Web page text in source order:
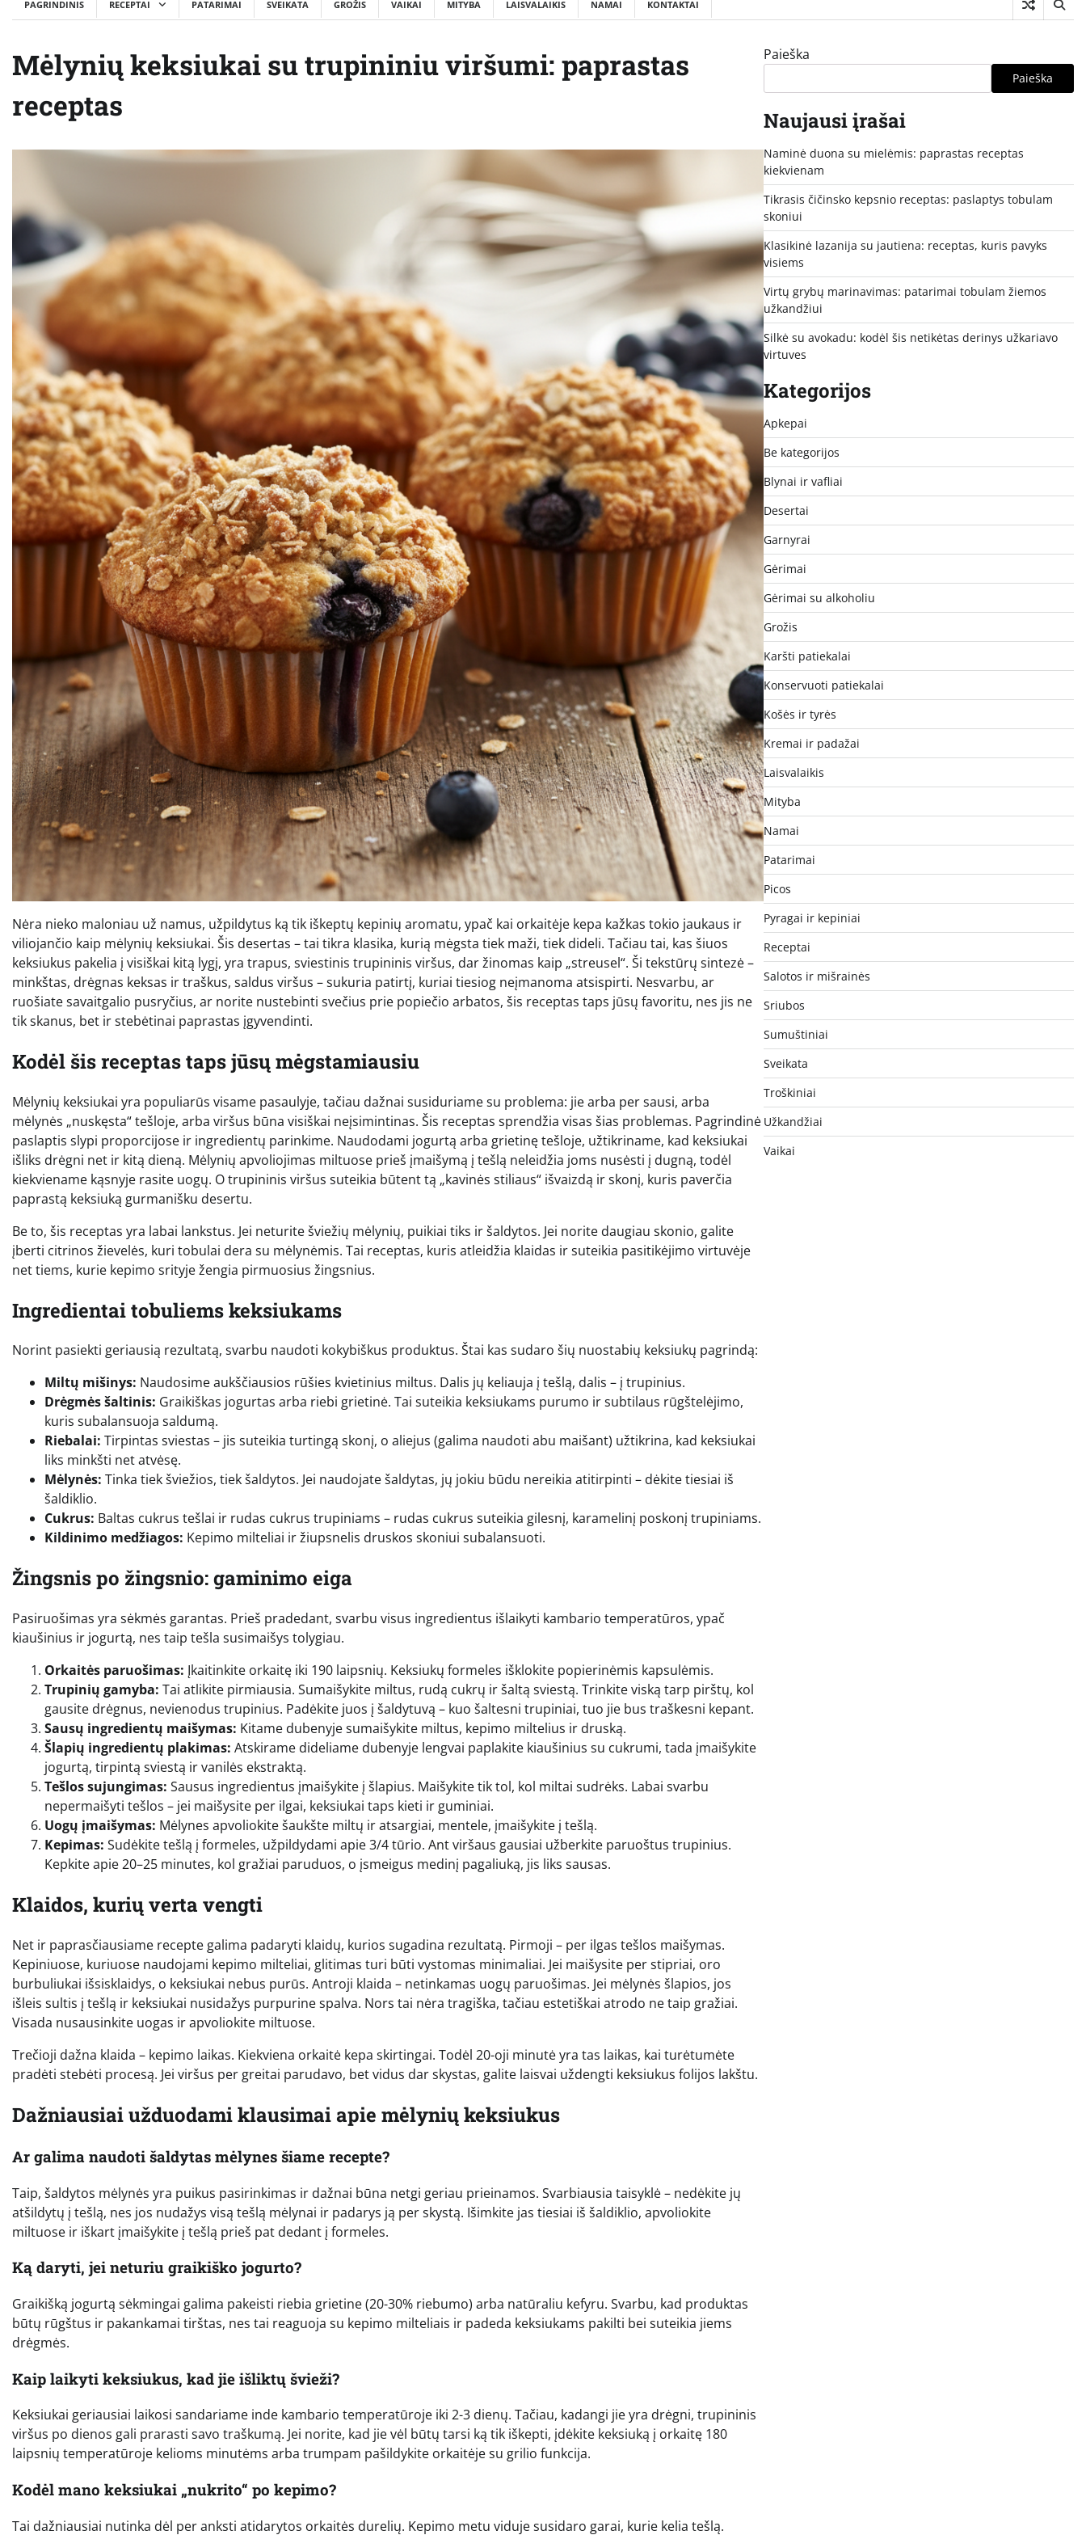
PAGRINDINIS RECEPTAI PATARIMAI SVEIKATA GROŽIS VAIKAI MITYBA LAISVALAIKIS NAMAI KONTAKTAI
Mėlynių keksiukai su trupininiu viršumi: paprastas
receptas
Nėra nieko maloniau už namus, užpildytus ką tik iškeptų kepinių aromatu, ypač kai orkaitėje kepa kažkas tokio jaukaus ir
viliojančio kaip mėlynių keksiukai. Šis desertas – tai tikra klasika, kurią mėgsta tiek maži, tiek dideli. Tačiau tai, kas šiuos
keksiukus pakelia į visiškai kitą lygį, yra trapus, sviestinis trupininis viršus, dar žinomas kaip „streusel“. Ši tekstūrų sintezė –
minkštas, drėgnas keksas ir traškus, saldus viršus – sukuria patirtį, kuriai tiesiog neįmanoma atsispirti. Nesvarbu, ar
ruošiate savaitgalio pusryčius, ar norite nustebinti svečius prie popiečio arbatos, šis receptas taps jūsų favoritu, nes jis ne
tik skanus, bet ir stebėtinai paprastas įgyvendinti.
Kodėl šis receptas taps jūsų mėgstamiausiu
Mėlynių keksiukai yra populiarūs visame pasaulyje, tačiau dažnai susiduriame su problema: jie arba per sausi, arba
mėlynės „nuskęsta“ tešloje, arba viršus būna visiškai neįsimintinas. Šis receptas sprendžia visas šias problemas. Pagrindinė
paslaptis slypi proporcijose ir ingredientų parinkime. Naudodami jogurtą arba grietinę tešloje, užtikriname, kad keksiukai
išliks drėgni net ir kitą dieną. Mėlynių apvoliojimas miltuose prieš įmaišymą į tešlą neleidžia joms nusėsti į dugną, todėl
kiekviename kąsnyje rasite uogų. O trupininis viršus suteikia būtent tą „kavinės stiliaus“ išvaizdą ir skonį, kuris paverčia
paprastą keksiuką gurmanišku desertu.
Be to, šis receptas yra labai lankstus. Jei neturite šviežių mėlynių, puikiai tiks ir šaldytos. Jei norite daugiau skonio, galite
įberti citrinos žievelės, kuri tobulai dera su mėlynėmis. Tai receptas, kuris atleidžia klaidas ir suteikia pasitikėjimo virtuvėje
net tiems, kurie kepimo srityje žengia pirmuosius žingsnius.
Ingredientai tobuliems keksiukams
Norint pasiekti geriausią rezultatą, svarbu naudoti kokybiškus produktus. Štai kas sudaro šių nuostabių keksiukų pagrindą:
Miltų mišinys: Naudosime aukščiausios rūšies kvietinius miltus. Dalis jų keliauja į tešlą, dalis – į trupinius.
Drėgmės šaltinis: Graikiškas jogurtas arba riebi grietinė. Tai suteikia keksiukams purumo ir subtilaus rūgštelėjimo,
kuris subalansuoja saldumą.
Riebalai: Tirpintas sviestas – jis suteikia turtingą skonį, o aliejus (galima naudoti abu maišant) užtikrina, kad keksiukai
liks minkšti net atvėsę.
Mėlynės: Tinka tiek šviežios, tiek šaldytos. Jei naudojate šaldytas, jų jokiu būdu nereikia atitirpinti – dėkite tiesiai iš
šaldiklio.
Cukrus: Baltas cukrus tešlai ir rudas cukrus trupiniams – rudas cukrus suteikia gilesnį, karamelinį poskonį trupiniams.
Kildinimo medžiagos: Kepimo milteliai ir žiupsnelis druskos skoniui subalansuoti.
Žingsnis po žingsnio: gaminimo eiga
Pasiruošimas yra sėkmės garantas. Prieš pradedant, svarbu visus ingredientus išlaikyti kambario temperatūros, ypač
kiaušinius ir jogurtą, nes taip tešla susimaišys tolygiau.
Orkaitės paruošimas: Įkaitinkite orkaitę iki 190 laipsnių. Keksiukų formeles išklokite popierinėmis kapsulėmis.
Trupinių gamyba: Tai atlikite pirmiausia. Sumaišykite miltus, rudą cukrų ir šaltą sviestą. Trinkite viską tarp pirštų, kol
gausite drėgnus, nevienodus trupinius. Padėkite juos į šaldytuvą – kuo šaltesni trupiniai, tuo jie bus traškesni kepant.
Sausų ingredientų maišymas: Kitame dubenyje sumaišykite miltus, kepimo miltelius ir druską.
Šlapių ingredientų plakimas: Atskirame dideliame dubenyje lengvai paplakite kiaušinius su cukrumi, tada įmaišykite
jogurtą, tirpintą sviestą ir vanilės ekstraktą.
Tešlos sujungimas: Sausus ingredientus įmaišykite į šlapius. Maišykite tik tol, kol miltai sudrėks. Labai svarbu
nepermaišyti tešlos – jei maišysite per ilgai, keksiukai taps kieti ir guminiai.
Uogų įmaišymas: Mėlynes apvoliokite šaukšte miltų ir atsargiai, mentele, įmaišykite į tešlą.
Kepimas: Sudėkite tešlą į formeles, užpildydami apie 3/4 tūrio. Ant viršaus gausiai užberkite paruoštus trupinius.
Kepkite apie 20–25 minutes, kol gražiai paruduos, o įsmeigus medinį pagaliuką, jis liks sausas.
Klaidos, kurių verta vengti
Net ir paprasčiausiame recepte galima padaryti klaidų, kurios sugadina rezultatą. Pirmoji – per ilgas tešlos maišymas.
Kepiniuose, kuriuose naudojami kepimo milteliai, glitimas turi būti vystomas minimaliai. Jei maišysite per stipriai, oro
burbuliukai išsisklaidys, o keksiukai nebus purūs. Antroji klaida – netinkamas uogų paruošimas. Jei mėlynės šlapios, jos
išleis sultis į tešlą ir keksiukai nusidažys purpurine spalva. Nors tai nėra tragiška, tačiau estetiškai atrodo ne taip gražiai.
Visada nusausinkite uogas ir apvoliokite miltuose.
Trečioji dažna klaida – kepimo laikas. Kiekviena orkaitė kepa skirtingai. Todėl 20-oji minutė yra tas laikas, kai turėtumėte
pradėti stebėti procesą. Jei viršus per greitai parudavo, bet vidus dar skystas, galite laisvai uždengti keksiukus folijos lakštu.
Dažniausiai užduodami klausimai apie mėlynių keksiukus
Ar galima naudoti šaldytas mėlynes šiame recepte?
Taip, šaldytos mėlynės yra puikus pasirinkimas ir dažnai būna netgi geriau prieinamos. Svarbiausia taisyklė – nedėkite jų
atšildytų į tešlą, nes jos nudažys visą tešlą mėlynai ir padarys ją per skystą. Išimkite jas tiesiai iš šaldiklio, apvoliokite
miltuose ir iškart įmaišykite į tešlą prieš pat dedant į formeles.
Ką daryti, jei neturiu graikiško jogurto?
Graikišką jogurtą sėkmingai galima pakeisti riebia grietine (20-30% riebumo) arba natūraliu kefyru. Svarbu, kad produktas
būtų rūgštus ir pakankamai tirštas, nes tai reaguoja su kepimo milteliais ir padeda keksiukams pakilti bei suteikia jiems
drėgmės.
Kaip laikyti keksiukus, kad jie išliktų švieži?
Keksiukai geriausiai laikosi sandariame inde kambario temperatūroje iki 2-3 dienų. Tačiau, kadangi jie yra drėgni, trupininis
viršus po dienos gali prarasti savo traškumą. Jei norite, kad jie vėl būtų tarsi ką tik iškepti, įdėkite keksiuką į orkaitę 180
laipsnių temperatūroje kelioms minutėms arba trumpam pašildykite orkaitėje su grilio funkcija.
Kodėl mano keksiukai „nukrito“ po kepimo?
Tai dažniausiai nutinka dėl per anksti atidarytos orkaitės durelių. Kepimo metu viduje susidaro garai, kurie kelia tešlą.
Paieška
Paieška
Naujausi įrašai
Naminė duona su mielėmis: paprastas receptas
kiekvienam
Tikrasis čičinsko kepsnio receptas: paslaptys tobulam
skoniui
Klasikinė lazanija su jautiena: receptas, kuris pavyks
visiems
Virtų grybų marinavimas: patarimai tobulam žiemos
užkandžiui
Silkė su avokadu: kodėl šis netikėtas derinys užkariavo
virtuves
Kategorijos
Apkepai
Be kategorijos
Blynai ir vafliai
Desertai
Garnyrai
Gėrimai
Gėrimai su alkoholiu
Grožis
Karšti patiekalai
Konservuoti patiekalai
Košės ir tyrės
Kremai ir padažai
Laisvalaikis
Mityba
Namai
Patarimai
Picos
Pyragai ir kepiniai
Receptai
Salotos ir mišrainės
Sriubos
Sumuštiniai
Sveikata
Troškiniai
Užkandžiai
Vaikai